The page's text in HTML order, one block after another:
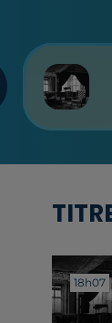
18h07
18h07